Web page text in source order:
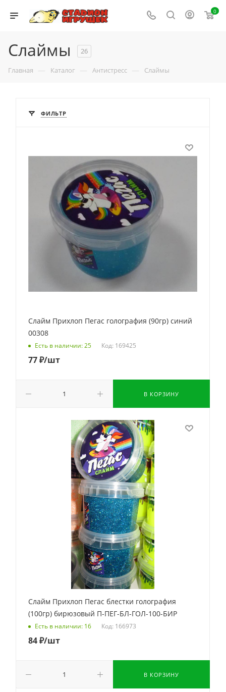
0
Слаймы 26
Главная — Каталог — Антистресс — Слаймы
ФИЛЬТР
Слайм Прихлоп Пегас голография (90гр) синий
00308
Есть в наличии: 25 Код: 169425
77₽/шт
В КОРЗИНУ
Слайм Прихлоп Пегас блестки голография
(100гр) бирюзовый П-ПЕГ-БЛ-ГОЛ-100-БИР
Есть в наличии: 16 Код: 166973
84₽/шт
В КОРЗИНУ